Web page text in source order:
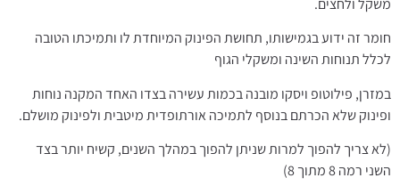
משקל ולחצים.
חומר זה ידוע בגמישותו, תחושת הפינוק המיוחדת לו ותמיכתו הטובה
לכלל תנוחות השינה ומשקלי הגוף
במזרן, פילוטופ ויסקו מובנה בכמות עשירה בצדו האחד המקנה נוחות
ופינוק שלא הכרתם בנוסף לתמיכה אורתופדית מיטבית ולפינוק מושלם.
(לא צריך להפוך למרות שניתן להפוך במהלך השנים, קשיח יותר בצד
השני רמה 8 מתוך 8)